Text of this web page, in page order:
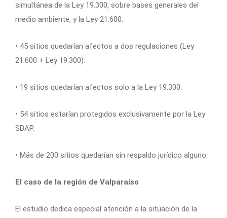
simultánea de la Ley 19.300, sobre bases generales del
medio ambiente, y la Ley 21.600:
• 45 sitios quedarían afectos a dos regulaciones (Ley
21.600 + Ley 19.300).
• 19 sitios quedarían afectos solo a la Ley 19.300.
• 54 sitios estarían protegidos exclusivamente por la Ley
SBAP.
• Más de 200 sitios quedarían sin respaldo jurídico alguno.
El caso de la región de Valparaíso
El estudio dedica especial atención a la situación de la